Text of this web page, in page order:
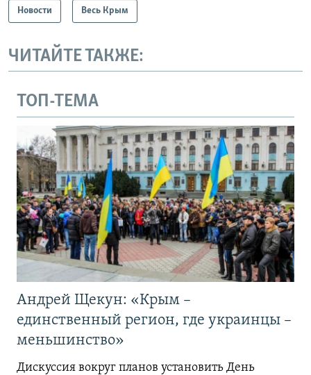
Новости Весь Крым
ЧИТАЙТЕ ТАКЖЕ:
ТОП-ТЕМА
Андрей Щекун: «Крым –
единственный регион, где украинцы –
меньшинство»
Дискуссия вокруг планов установить День